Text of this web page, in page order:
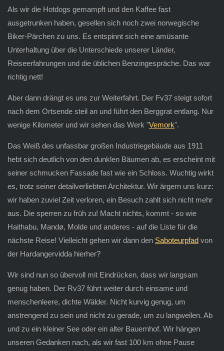
Als wir die Hotdogs gemampft und den Kaffee fast
ausgetrunken haben, gesellen sich noch zwei norwegische
Biker-Pärchen zu uns. Es entspinnt sich eine amüsante
Unterhaltung über die Unterschiede unserer Länder,
Reiseerfahrungen und die üblichen Benzingespräche. Das war
richtig nett!
Aber dann drängt es uns zur Weiterfahrt. Der Fv37 steigt sofort
nach dem Ortsende steil an und führt den Berggrat entlang. Nur
wenige Kilometer und wir sehen das Werk "Vemork".
Das Weiß des unfassbar großen Industriegebäude aus 1911
hebt sich deutlich von den dunklen Bäumen ab, es erscheint mit
seiner schmucken Fassade fast wie ein Schloss. Wuchtig wirkt
es, trotz seiner detailverliebten Architektur. Wir ärgern uns kurz:
wir haben zuviel Zeit verloren, ein Besuch zahlt sich nicht mehr
aus. Die sperren zu früh zu! Macht nichts, kommt - so wie
Haithabu, Mandø, Molde und anderes - auf die Liste für die
nächste Reise! Vielleicht gehen wir dann den Saboteurpfadvon
der Hardangervidda hierher?
Wir sind nun so übervoll mit Eindrücken, dass wir langsam
genug haben. Der Rv37 führt weiter durch einsame und
menschenleere, dichte Wälder. Nicht kurvig genug, um
anstrengend zu sein und nicht zu gerade, um zu langweilen. Ab
und zu ein kleiner See oder ein alter Bauernhof. Wir hängen
unseren Gedanken nach, als wir fast 100 km ohne Pause